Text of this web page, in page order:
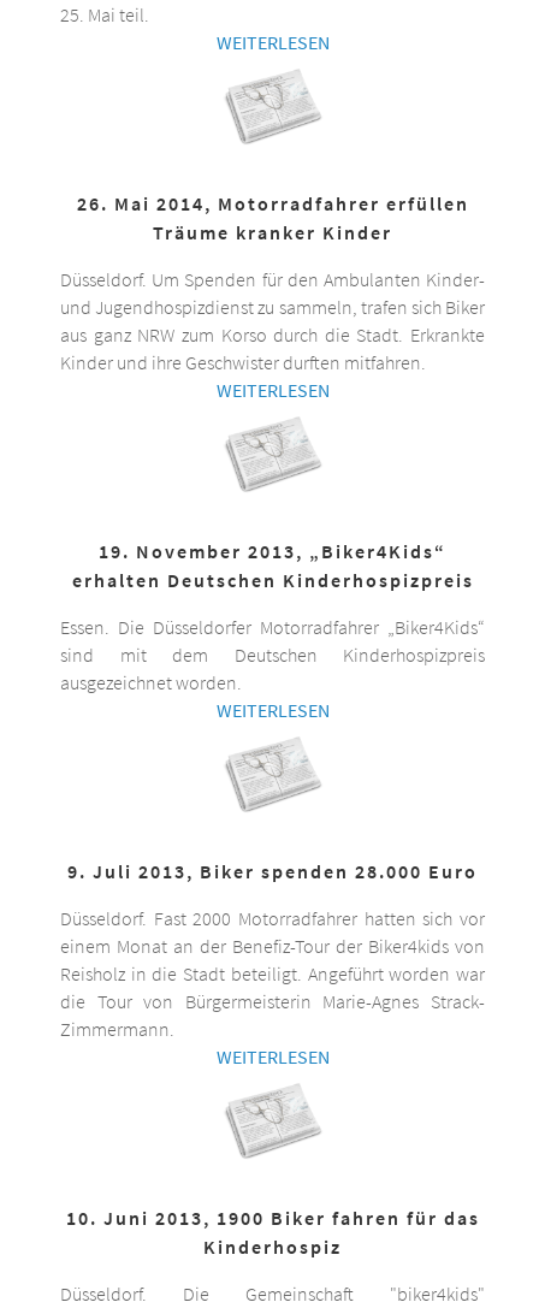
25. Mai teil.
WEITERLESEN
26. Mai 2014, Motorradfahrer erfüllen
Träume kranker Kinder
Düsseldorf. Um Spenden für den Ambulanten Kinder-
und Jugendhospizdienst zu sammeln, trafen sich Biker
aus ganz NRW zum Korso durch die Stadt. Erkrankte
Kinder und ihre Geschwister durften mitfahren.
WEITERLESEN
19. November 2013, „Biker4Kids“
erhalten Deutschen Kinderhospizpreis
Essen. Die Düsseldorfer Motorradfahrer „Biker4Kids“
sind mit dem Deutschen Kinderhospizpreis
ausgezeichnet worden.
WEITERLESEN
9. Juli 2013, Biker spenden 28.000 Euro
Düsseldorf. Fast 2000 Motorradfahrer hatten sich vor
einem Monat an der Benefiz-Tour der Biker4kids von
Reisholz in die Stadt beteiligt. Angeführt worden war
die Tour von Bürgermeisterin Marie-Agnes Strack-
Zimmermann.
WEITERLESEN
10. Juni 2013, 1900 Biker fahren für das
Kinderhospiz
Düsseldorf. Die Gemeinschaft "biker4kids"